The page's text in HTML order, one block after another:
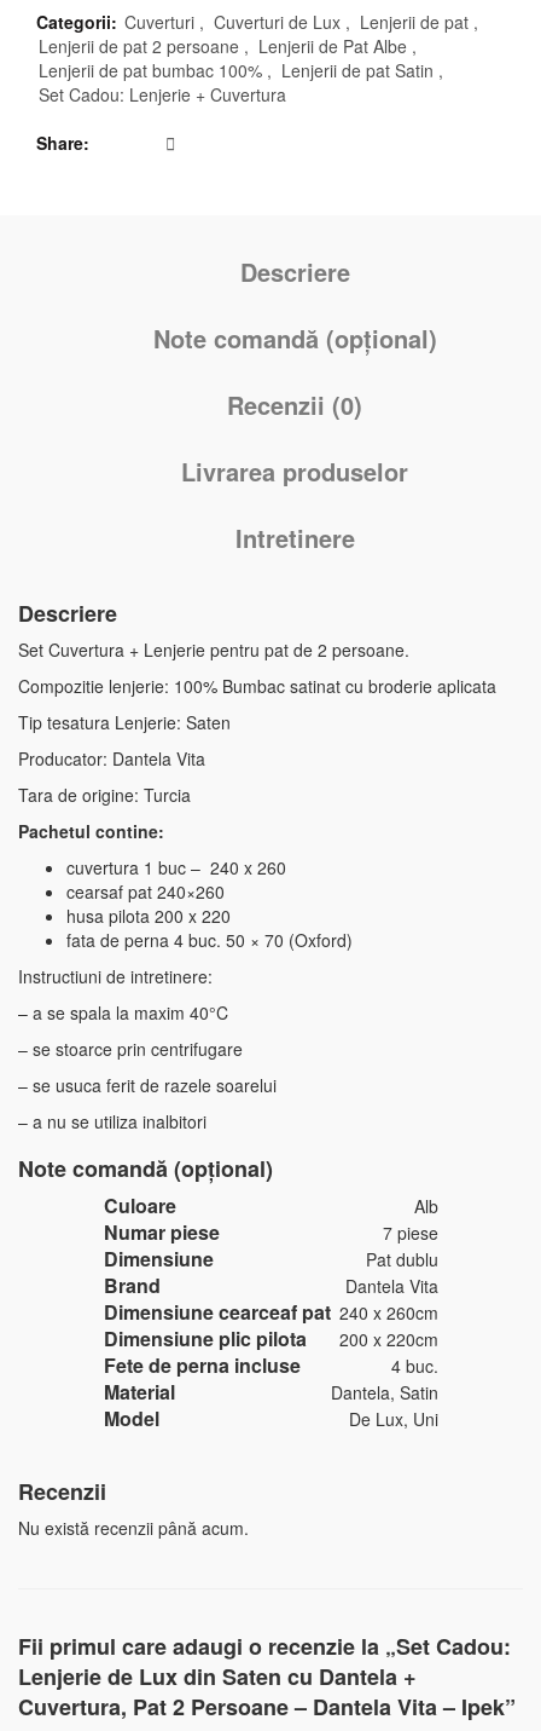
Categorii: Cuverturi , Cuverturi de Lux , Lenjerii de pat ,
Lenjerii de pat 2 persoane , Lenjerii de Pat Albe ,
Lenjerii de pat bumbac 100% , Lenjerii de pat Satin ,
Set Cadou: Lenjerie + Cuvertura
Share
Descriere
Note comandă (opțional)
Recenzii (0)
Livrarea produselor
Intretinere
Descriere
Set Cuvertura + Lenjerie pentru pat de 2 persoane.
Compozitie lenjerie: 100% Bumbac satinat cu broderie aplicata
Tip tesatura Lenjerie: Saten
Producator: Dantela Vita
Tara de origine: Turcia
Pachetul contine:
cuvertura 1 buc – 240 x 260
cearsaf pat 240×260
husa pilota 200 x 220
fata de perna 4 buc. 50 × 70 (Oxford)
Instructiuni de intretinere:
– a se spala la maxim 40°C
– se stoarce prin centrifugare
– se usuca ferit de razele soarelui
– a nu se utiliza inalbitori
Note comandă (opțional)
Culoare Alb
Numar piese 7 piese
Dimensiune Pat dublu
Brand Dantela Vita
Dimensiune cearceaf pat 240 x 260cm
Dimensiune plic pilota 200 x 220cm
Fete de perna incluse 4 buc.
Material Dantela, Satin
Model De Lux, Uni
Recenzii
Nu există recenzii până acum.
Fii primul care adaugi o recenzie la „Set Cadou:
Lenjerie de Lux din Saten cu Dantela +
Cuvertura, Pat 2 Persoane – Dantela Vita – Ipek”